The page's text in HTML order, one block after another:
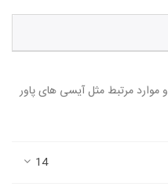
آیسی داریورهای lcd ها مثل ssd1963 و موارد مرتبط مثل آیسی های پاور
14